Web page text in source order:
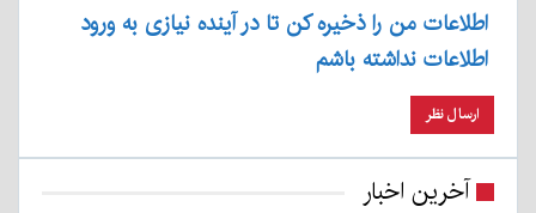
اطلاعات من را ذخیره کن تا در آینده نیازی به ورود
اطلاعات نداشته باشم
آخرین اخبار